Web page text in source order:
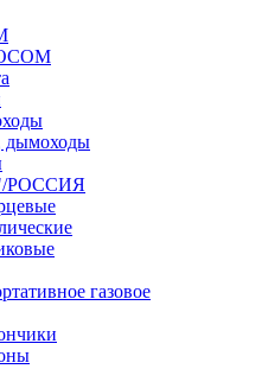
дымоходы
РОССИЯ
газовое